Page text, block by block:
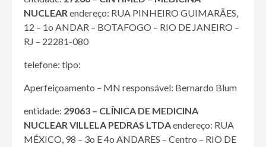
NUCLEAR endereço: RUA PINHEIRO GUIMARÃES,
12 – 1o ANDAR – BOTAFOGO – RIO DE JANEIRO –
RJ – 22281-080
telefone: tipo:
Aperfeiçoamento – MN responsável: Bernardo Blum
entidade: 29063 – CLÍNICA DE MEDICINA
NUCLEAR VILLELA PEDRAS LTDAendereço: RUA
MÉXICO, 98 – 3o E 4o ANDARES – Centro – RIO DE